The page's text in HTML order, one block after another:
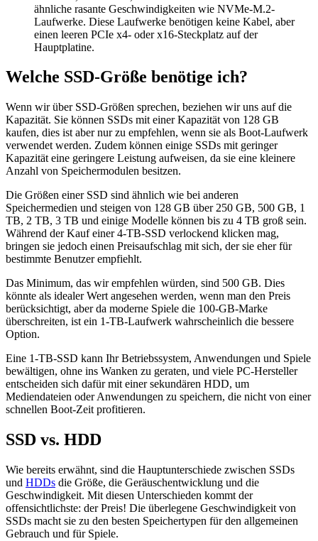
ähnliche rasante Geschwindigkeiten wie NVMe-M.2-
Laufwerke. Diese Laufwerke benötigen keine Kabel, aber
einen leeren PCIe x4- oder x16-Steckplatz auf der
Hauptplatine.
Welche SSD-Größe benötige ich?
Wenn wir über SSD-Größen sprechen, beziehen wir uns auf die
Kapazität. Sie können SSDs mit einer Kapazität von 128 GB
kaufen, dies ist aber nur zu empfehlen, wenn sie als Boot-Laufwerk
verwendet werden. Zudem können einige SSDs mit geringer
Kapazität eine geringere Leistung aufweisen, da sie eine kleinere
Anzahl von Speichermodulen besitzen.
Die Größen einer SSD sind ähnlich wie bei anderen
Speichermedien und steigen von 128 GB über 250 GB, 500 GB, 1
TB, 2 TB, 3 TB und einige Modelle können bis zu 4 TB groß sein.
Während der Kauf einer 4-TB-SSD verlockend klicken mag,
bringen sie jedoch einen Preisaufschlag mit sich, der sie eher für
bestimmte Benutzer empfiehlt.
Das Minimum, das wir empfehlen würden, sind 500 GB. Dies
könnte als idealer Wert angesehen werden, wenn man den Preis
berücksichtigt, aber da moderne Spiele die 100-GB-Marke
überschreiten, ist ein 1-TB-Laufwerk wahrscheinlich die bessere
Option.
Eine 1-TB-SSD kann Ihr Betriebssystem, Anwendungen und Spiele
bewältigen, ohne ins Wanken zu geraten, und viele PC-Hersteller
entscheiden sich dafür mit einer sekundären HDD, um
Mediendateien oder Anwendungen zu speichern, die nicht von einer
schnellen Boot-Zeit profitieren.
SSD vs. HDD
Wie bereits erwähnt, sind die Hauptunterschiede zwischen SSDs
und HDDs die Größe, die Geräuschentwicklung und die
Geschwindigkeit. Mit diesen Unterschieden kommt der
offensichtlichste: der Preis! Die überlegene Geschwindigkeit von
SSDs macht sie zu den besten Speichertypen für den allgemeinen
Gebrauch und für Spiele.